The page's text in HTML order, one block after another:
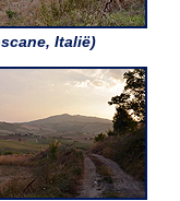
Italië)